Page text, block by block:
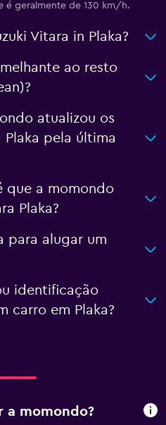
é geralmente de 130 km/h.
Vitara in Plaka?
ao resto
atualizou os
pela última
que a momondo
Plaka?
para alugar um
identificação
carro em Plaka?
a momondo?